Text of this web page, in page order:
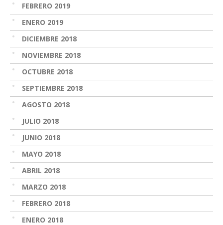
FEBRERO 2019
ENERO 2019
DICIEMBRE 2018
NOVIEMBRE 2018
OCTUBRE 2018
SEPTIEMBRE 2018
AGOSTO 2018
JULIO 2018
JUNIO 2018
MAYO 2018
ABRIL 2018
MARZO 2018
FEBRERO 2018
ENERO 2018